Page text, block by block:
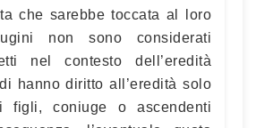
che sarebbe toccata al loro
non sono considerati
nel contesto dell’eredità
hanno diritto all’eredità solo
figli, coniuge o ascendenti